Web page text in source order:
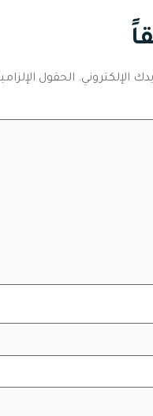
الإلكتروني. الحقول